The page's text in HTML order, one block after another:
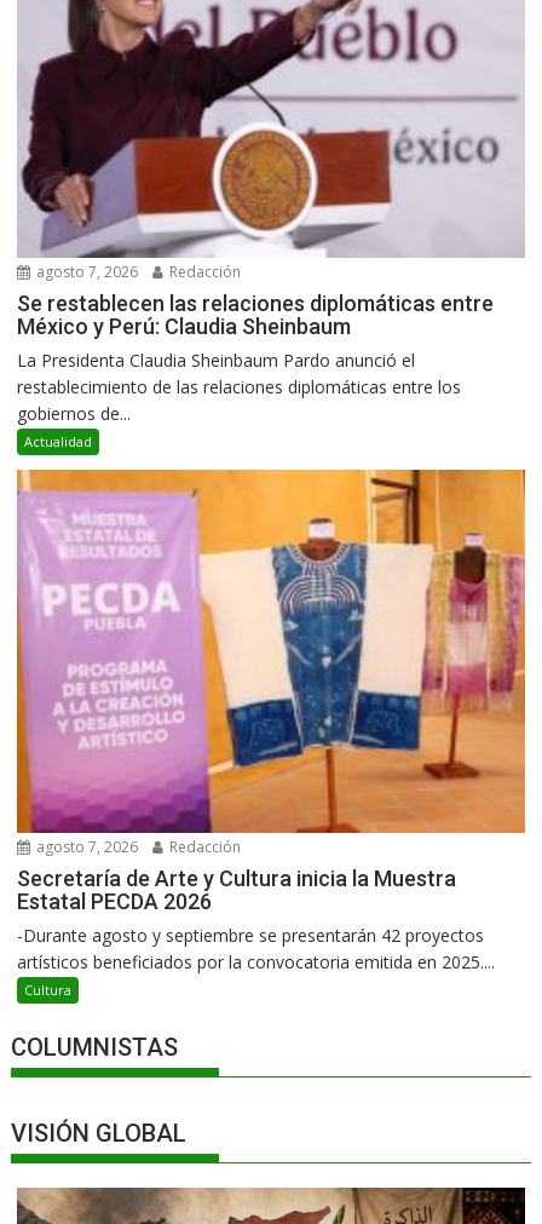
agosto 7, 2026 Redacción
Se restablecen las relaciones diplomáticas entre
México y Perú: Claudia Sheinbaum
La Presidenta Claudia Sheinbaum Pardo anunció el
restablecimiento de las relaciones diplomáticas entre los
gobiernos de...
Actualidad
agosto 7, 2026 Redacción
Secretaría de Arte y Cultura inicia la Muestra
Estatal PECDA 2026
-Durante agosto y septiembre se presentarán 42 proyectos
artísticos beneficiados por la convocatoria emitida en 2025....
Cultura
COLUMNISTAS
VISIÓN GLOBAL